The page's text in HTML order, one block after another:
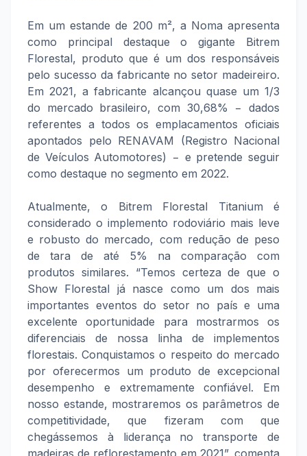
Em um estande de 200 m², a Noma apresenta
como principal destaque o gigante Bitrem
Florestal, produto que é um dos responsáveis
pelo sucesso da fabricante no setor madeireiro.
Em 2021, a fabricante alcançou quase um 1/3
do mercado brasileiro, com 30,68% − dados
referentes a todos os emplacamentos oficiais
apontados pelo RENAVAM (Registro Nacional
de Veículos Automotores) − e pretende seguir
como destaque no segmento em 2022.
Atualmente, o Bitrem Florestal Titanium é
considerado o implemento rodoviário mais leve
e robusto do mercado, com redução de peso
de tara de até 5% na comparação com
produtos similares. “Temos certeza de que o
Show Florestal já nasce como um dos mais
importantes eventos do setor no país e uma
excelente oportunidade para mostrarmos os
diferenciais de nossa linha de implementos
florestais. Conquistamos o respeito do mercado
por oferecermos um produto de excepcional
desempenho e extremamente confiável. Em
nosso estande, mostraremos os parâmetros de
competitividade, que fizeram com que
chegássemos à liderança no transporte de
madeiras de reflorestamento em 2021”, comenta